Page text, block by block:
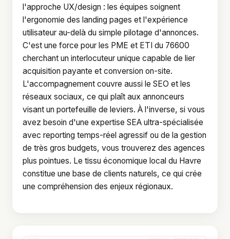
l'approche UX/design : les équipes soignent
l'ergonomie des landing pages et l'expérience
utilisateur au-delà du simple pilotage d'annonces.
C'est une force pour les PME et ETI du 76600
cherchant un interlocuteur unique capable de lier
acquisition payante et conversion on-site.
L'accompagnement couvre aussi le SEO et les
réseaux sociaux, ce qui plaît aux annonceurs
visant un portefeuille de leviers. À l'inverse, si vous
avez besoin d'une expertise SEA ultra-spécialisée
avec reporting temps-réel agressif ou de la gestion
de très gros budgets, vous trouverez des agences
plus pointues. Le tissu économique local du Havre
constitue une base de clients naturels, ce qui crée
une compréhension des enjeux régionaux.